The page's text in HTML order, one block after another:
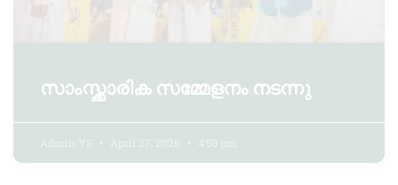
സാംസ്ക്കാരിക സമ്മേളനം നടന്നു
Admin YS April 27, 2026 4:50 pm